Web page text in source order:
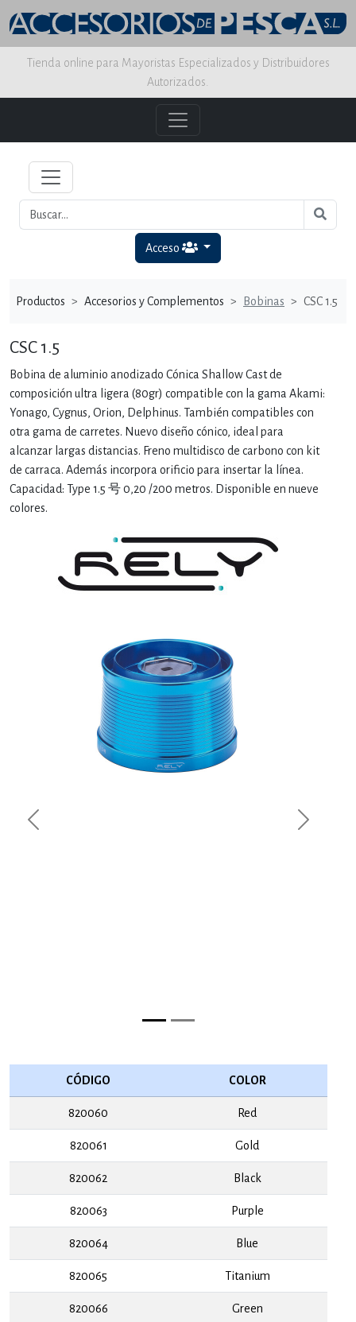
Tienda online para Mayoristas Especializados y Distribuidores
Autorizados.
Acceso
Productos Accesorios y Complementos Bobinas CSC 1.5
CSC 1.5
Bobina de aluminio anodizado Cónica Shallow Cast de
composición ultra ligera (80gr) compatible con la gama Akami:
Yonago, Cygnus, Orion, Delphinus. También compatibles con
otra gama de carretes. Nuevo diseño cónico, ideal para
alcanzar largas distancias. Freno multidisco de carbono con kit
de carraca. Además incorpora orificio para insertar la línea.
Capacidad: Type 1.5 号 0,20 /200 metros. Disponible en nueve
colores.
Previous Next
CÓDIGO COLOR
820060 Red
820061 Gold
820062 Black
820063 Purple
820064 Blue
820065 Titanium
820066 Green